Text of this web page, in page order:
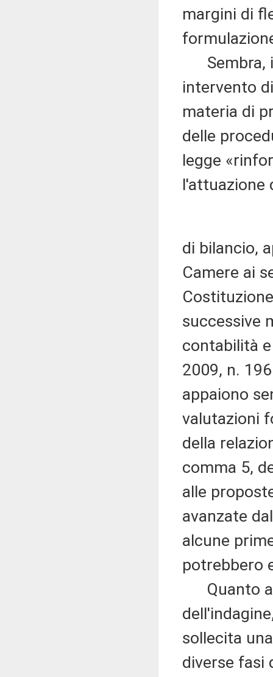
margini di
Sembra,
intervento
materia di
delle
legge
l'attuazione
di bilancio,
Camere ai
successive
contabilità
2009, n.
appaiono
valutazioni
della
comma 5,
alle
avanzate
alcune
potrebbero
Quanto ai
sollecita
diverse fasi